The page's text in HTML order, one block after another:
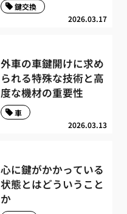
2026.03.17
鍵交換
外車の車鍵開けに求め
られる特殊な技術と高
度な機材の重要性
2026.03.13
車
心に鍵がかかっている
状態とはどういうこと
か